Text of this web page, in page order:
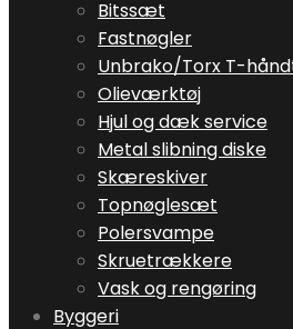
Bitssæt
Fastnøgler
Unbrako/Torx T-
Olieværktøj
Hjul og dæk service
Metal slibning diske
Skæreskiver
Topnøglesæt
Polersvampe
Skruetrækkere
Vask og rengøring
Byggeri